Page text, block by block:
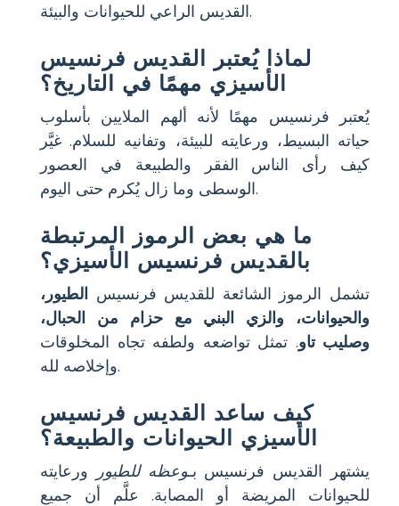
القديس الراعي للحيوانات والبيئة.
لماذا يُعتبر القديس فرنسيس
الأسيزي مهمًا في التاريخ؟
يُعتبر فرنسيس مهمًا لأنه ألهم الملايين بأسلوب
حياته البسيط، ورعايته للبيئة، وتفانيه للسلام. غيَّر
كيف رأى الناس الفقر والطبيعة في العصور
الوسطى وما زال يُكرم حتى اليوم.
ما هي بعض الرموز المرتبطة
بالقديس فرنسيس الأسيزي؟
تشمل الرموز الشائعة للقديس فرنسيس
الطيور،
والحيوانات، والزي البني مع حزام من الحبال،
وصليب تاو. تمثل تواضعه ولطفه تجاه المخلوقات
وإخلاصه لله.
كيف ساعد القديس فرنسيس
الأسيزي الحيوانات والطبيعة؟
يشتهر القديس فرنسيس بـوعظه للطيور
ورعايته
للحيوانات المريضة أو المصابة. علَّم أن جميع